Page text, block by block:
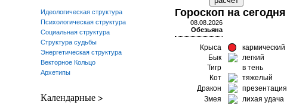
Идеологическая структура
Психологическая структура
Социальная структура
Структура судьбы
Энергетическая структура
Векторное Кольцо
Архетипы
Календарные >
Гороскоп на сегодня
08.08.2026
Обезьяна
Крыса
кармический
Бык
легкий
Тигр
в тень
Кот
тяжелый
Дракон
презентация
Змея
лихая удача